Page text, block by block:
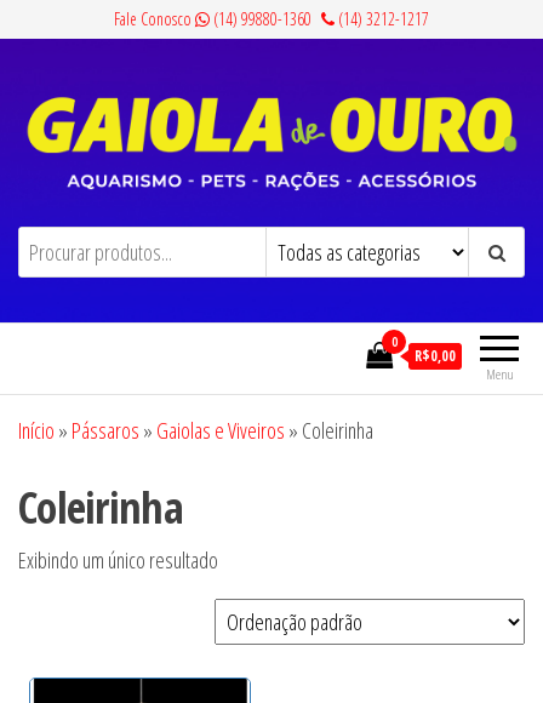
conteúdo
Fale Conosco (14) 99880-1360 (14) 3212-1217
Gaiola de Ouro Aquarismo, Pets, Rações e Acessórios
Menu
0
R$0,00
Início » Pássaros » Gaiolas e Viveiros » Coleirinha
Coleirinha
Exibindo um único resultado